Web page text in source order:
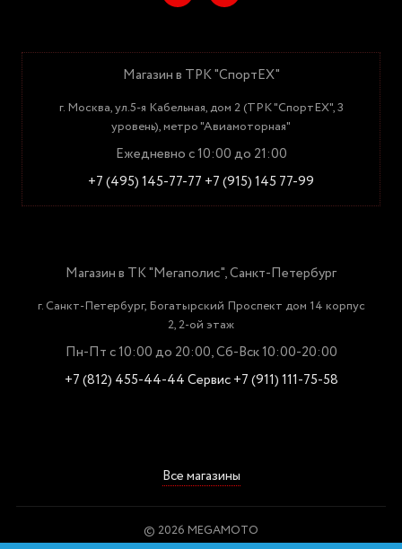
Магазин в ТРК "СпортЕХ"
г. Москва, ул.5-я Кабельная, дом 2 (ТРК "СпортЕХ", 3
уровень), метро "Авиамоторная"
Ежедневно с 10:00 до 21:00
+7 (495) 145-77-77 +7 (915) 145 77-99
Магазин в ТК "Мегаполис", Санкт-Петербург
г. Санкт-Петербург, Богатырский Проспект дом 14 корпус
2, 2-ой этаж
Пн-Пт с 10:00 до 20:00, Сб-Вск 10:00-20:00
+7 (812) 455-44-44Сервис +7 (911) 111-75-58
Все магазины
© 2026 MEGAMOTO